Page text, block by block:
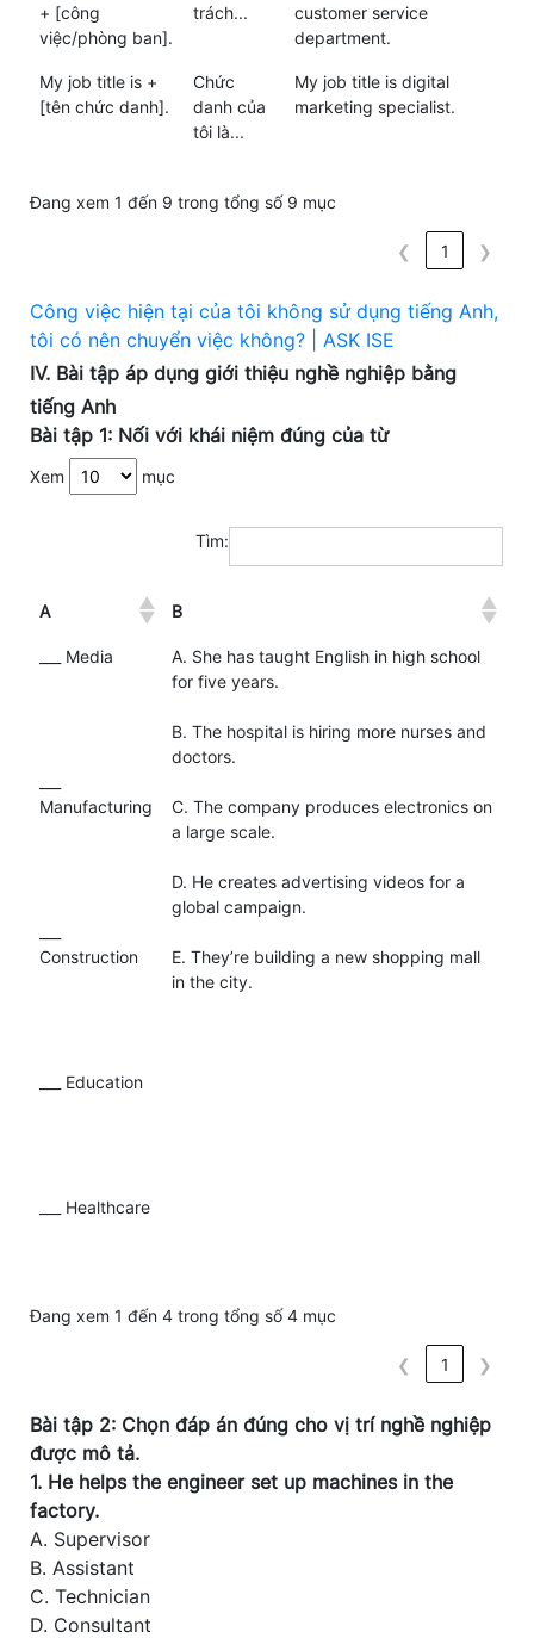
+ [công
việc/phòng ban].
trách...
customer service
department.
My job title is +
[tên chức danh].
Chức
danh của
tôi là...
My job title is digital
marketing specialist.
Đang xem 1 đến 9 trong tổng số 9 mục
❮ 1 ❯
Công việc hiện tại của tôi không sử dụng tiếng Anh,
tôi có nên chuyển việc không? | ASK ISE
IV. Bài tập áp dụng giới thiệu nghề nghiệp bằng
tiếng Anh
Bài tập 1: Nối với khái niệm đúng của từ
Xem mục
Tìm:
A B
___ Media
Manufacturing
Construction
___ Education
___ Healthcare
A. She has taught English in high school
for five years.
B. The hospital is hiring more nurses and
doctors.
C. The company produces electronics on
a large scale.
D. He creates advertising videos for a
global campaign.
E. They’re building a new shopping mall
in the city.
Đang xem 1 đến 4 trong tổng số 4 mục
❮ 1 ❯
Bài tập 2: Chọn đáp án đúng cho vị trí nghề nghiệp
được mô tả.
1. He helps the engineer set up machines in the
factory.
A. Supervisor
B. Assistant
C. Technician
D. Consultant